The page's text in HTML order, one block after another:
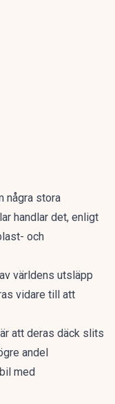
några stora
handlar det, enligt
och
världens utsläpp
vidare till att
att deras däck slits
andel
med